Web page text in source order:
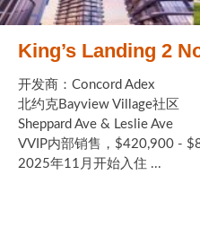
King’s Landing 2
开发商：Concord Adex
北约克Bayview Village社区
Sheppard Ave & Leslie Ave
VVIP内部销售，$420,900 -
2025年11月开始入住 ...